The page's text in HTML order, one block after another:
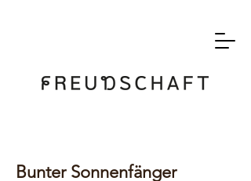
Bunter Sonnenfänger